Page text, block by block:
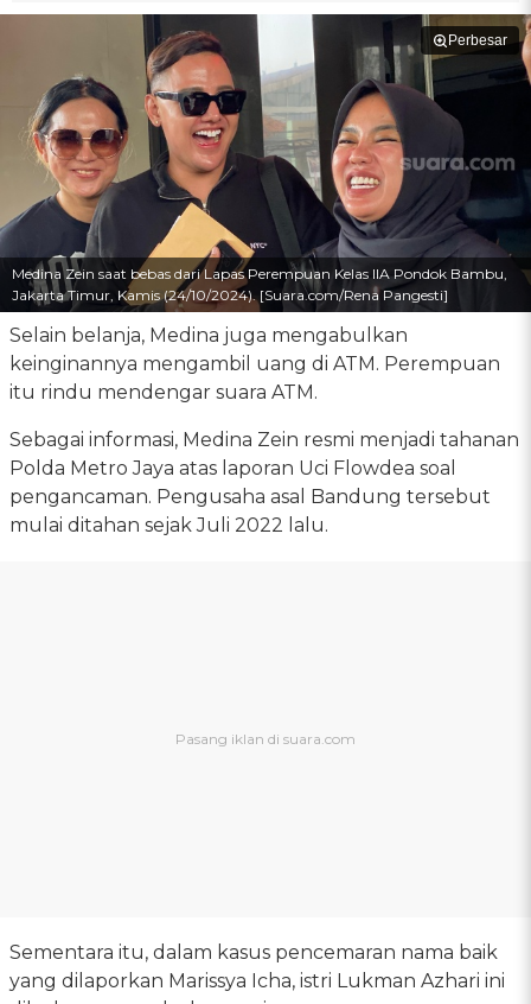
Perbesar
Medina Zein saat bebas dari Lapas Perempuan Kelas IIA Pondok Bambu,
Jakarta Timur, Kamis (24/10/2024). [Suara.com/Rena Pangesti]
Selain belanja, Medina juga mengabulkan
keinginannya mengambil uang di ATM. Perempuan
itu rindu mendengar suara ATM.
Sebagai informasi, Medina Zein resmi menjadi tahanan
Polda Metro Jaya atas laporan Uci Flowdea soal
pengancaman. Pengusaha asal Bandung tersebut
mulai ditahan sejak Juli 2022 lalu.
Sementara itu, dalam kasus pencemaran nama baik
yang dilaporkan Marissya Icha, istri Lukman Azhari ini